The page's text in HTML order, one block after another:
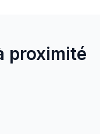
proximité